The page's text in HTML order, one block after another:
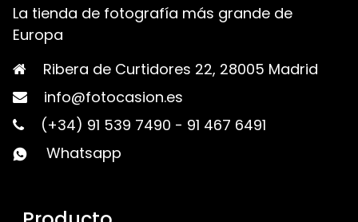
La tienda de fotografía más grande de
Europa
Ribera de Curtidores 22, 28005 Madrid
info@fotocasion.es
(+34) 91 539 7490 - 91 467 6491
Whatsapp